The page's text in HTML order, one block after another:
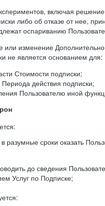
включая
либо об отказе от нее,
оспариванию
изменение
не является основанием для:
Стоимости подписки;
действия подписки;
Пользователю иной
разумные сроки оказать
до сведения
Услуг по Подписке;